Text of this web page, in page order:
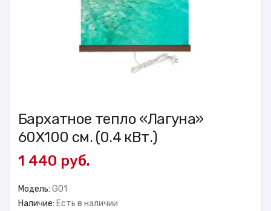
Бархатное тепло «Лагуна»
60X100 см. (0.4 кВт.)
1 440 руб.
Модель: GO1
Наличие: Есть в наличии